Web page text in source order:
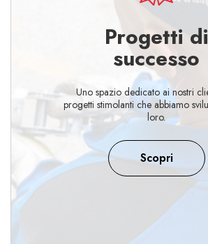
Progetti di
successo
Uno spazio dedicato ai nostri
progetti stimolanti che abbiamo
loro.
Scopri